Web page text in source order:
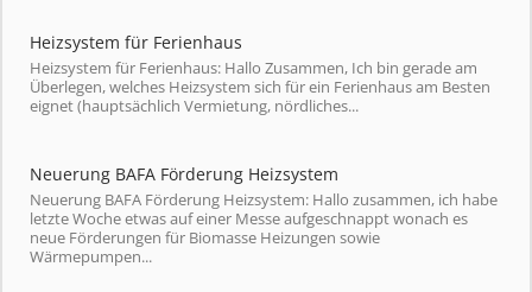
Heizsystem für Ferienhaus
Heizsystem für Ferienhaus: Hallo Zusammen, Ich bin gerade am
Überlegen, welches Heizsystem sich für ein Ferienhaus am Besten
eignet (hauptsächlich Vermietung, nördliches...
Neuerung BAFA Förderung Heizsystem
Neuerung BAFA Förderung Heizsystem: Hallo zusammen, ich habe
letzte Woche etwas auf einer Messe aufgeschnappt wonach es
neue Förderungen für Biomasse Heizungen sowie
Wärmepumpen...